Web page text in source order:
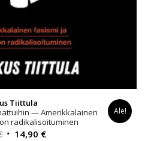
Tiittula
— Amerikkalainen
radikalisoituminen
Alkuperäinen
14,90 €Nykyinen
Ale!